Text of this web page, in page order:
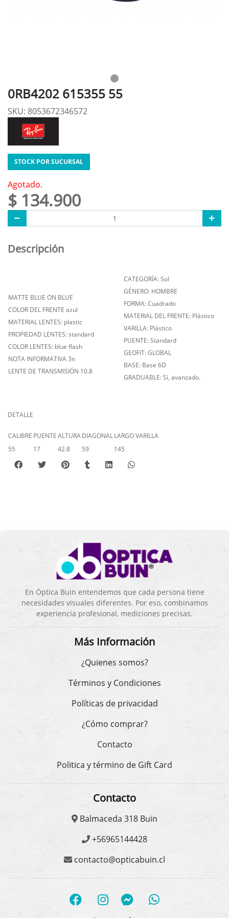
0RB4202 615355 55
SKU: 8053672346572
STOCK POR SUCURSAL
Agotado.
$ 134.900
Descripción
MATTE BLUE ON BLUE
COLOR DEL FRENTE azul
MATERIAL LENTES: plastic
PROPIEDAD LENTES: standard
COLOR LENTES: blue flash
NOTA INFORMATIVA 3n
LENTE DE TRANSMISIÓN 10.8
CATEGORÍA: Sol
GÉNERO: HOMBRE
FORMA: Cuadrado
MATERIAL DEL FRENTE: Plástico
VARILLA: Plástico
PUENTE: Standard
GEOFIT: GLOBAL
BASE: Base 6D
GRADUABLE: Sí, avanzado.
DETALLE
CALIBRE PUENTEALTURADIAGONALLARGO VARILLA
55
17 42.8 59 145
En Óptica Buin entendemos que cada persona tiene
necesidades visuales diferentes. Por eso, combinamos
experiencia profesional, mediciones precisas.
Más Información
¿Quienes somos?
Términos y Condiciones
Políticas de privacidad
¿Cómo comprar?
Contacto
Politica y término de Gift Card
Contacto
Balmaceda 318 Buin
+56965144428
contacto@opticabuin.cl